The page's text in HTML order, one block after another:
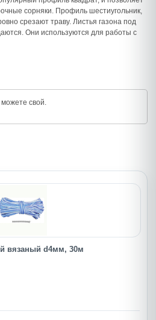
сорняки. Профиль шестиугольник,
срезают траву. Листья газона под
Они используются для работы с
можете свой.
вязаный d4мм, 30м